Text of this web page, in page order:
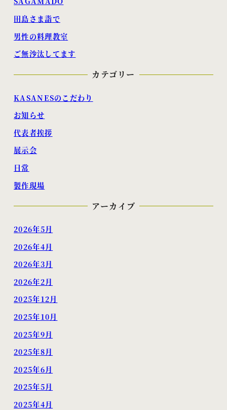
田島さま詣で
男性の料理教室
ご無沙汰してます
カテゴリー
KASANESのこだわり
お知らせ
代表者挨拶
展示会
日常
製作現場
アーカイブ
2026年5月
2026年4月
2026年3月
2026年2月
2025年12月
2025年10月
2025年9月
2025年8月
2025年6月
2025年5月
2025年4月